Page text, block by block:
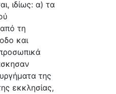
ιδίως: α) τα
τη
και
της
εκκλησίας,